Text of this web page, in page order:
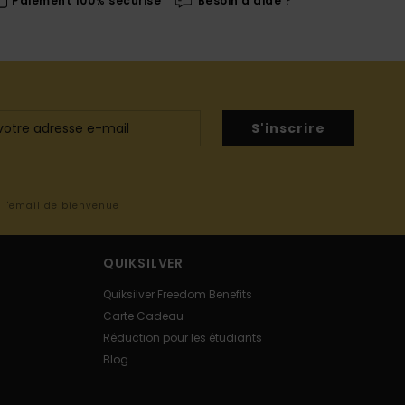
S'inscrire
de bienvenue
QUIKSILVER
Quiksilver Freedom Benefits
Carte Cadeau
Réduction pour les étudiants
Blog